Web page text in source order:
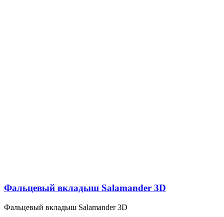
Фальцевый вкладыш Salamander 3D
Фальцевый вкладыш Salamander 3D